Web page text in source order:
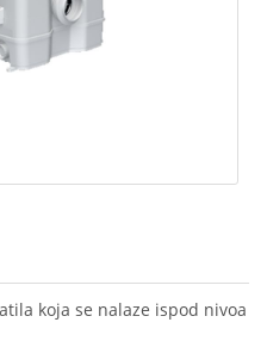
koja se nalaze ispod nivoa